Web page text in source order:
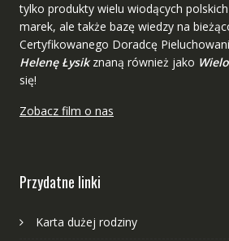
tylko produkty wielu wiodących
marek, ale także bazę wiedzy na
Certyfikowanego Doradcę
Helenę Łysikznaną również jako
się!
Zobacz film o nas
Przydatne linki
Karta dużej rodziny